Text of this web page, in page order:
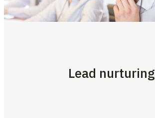
Lead nurturing